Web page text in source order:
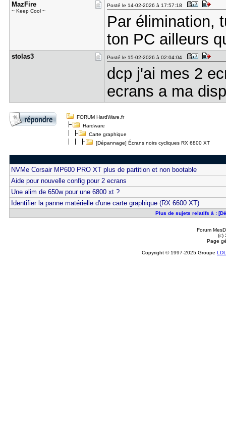
MazFire
~ Keep Cool ~
Posté le 14-02-2026 à 17:57:18
Par élimination,
ton PC ailleurs
stolas3 Posté le 15-02-2026 à 02:04:04
dcp j'ai mes 2
ecrans a ma
FORUM HardWare.fr
Hardware
Carte graphique
[Dépannage] Écrans noirs cycliques RX 6800 XT
NVMe Corsair MP600 PRO XT plus de partition et non bootable
Aide pour nouvelle config pour 2 ecrans
Une alim de 650w pour une 6800 xt ?
Identifier la panne matérielle d'une carte graphique (RX 6600 XT)
Plus de sujets relatifs à :
Forum
(c)
Page
Copyright © 1997-2025 Groupe